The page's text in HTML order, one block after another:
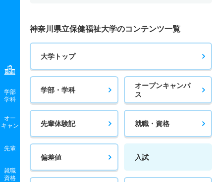
学部
学科
オー
キャン
先輩
就職
資格
神奈川県立保健福祉大学のコンテンツ一覧
大学トップ
学部・学科
オープンキャンパ
ス
先輩体験記 就職・資格
偏差値 入試